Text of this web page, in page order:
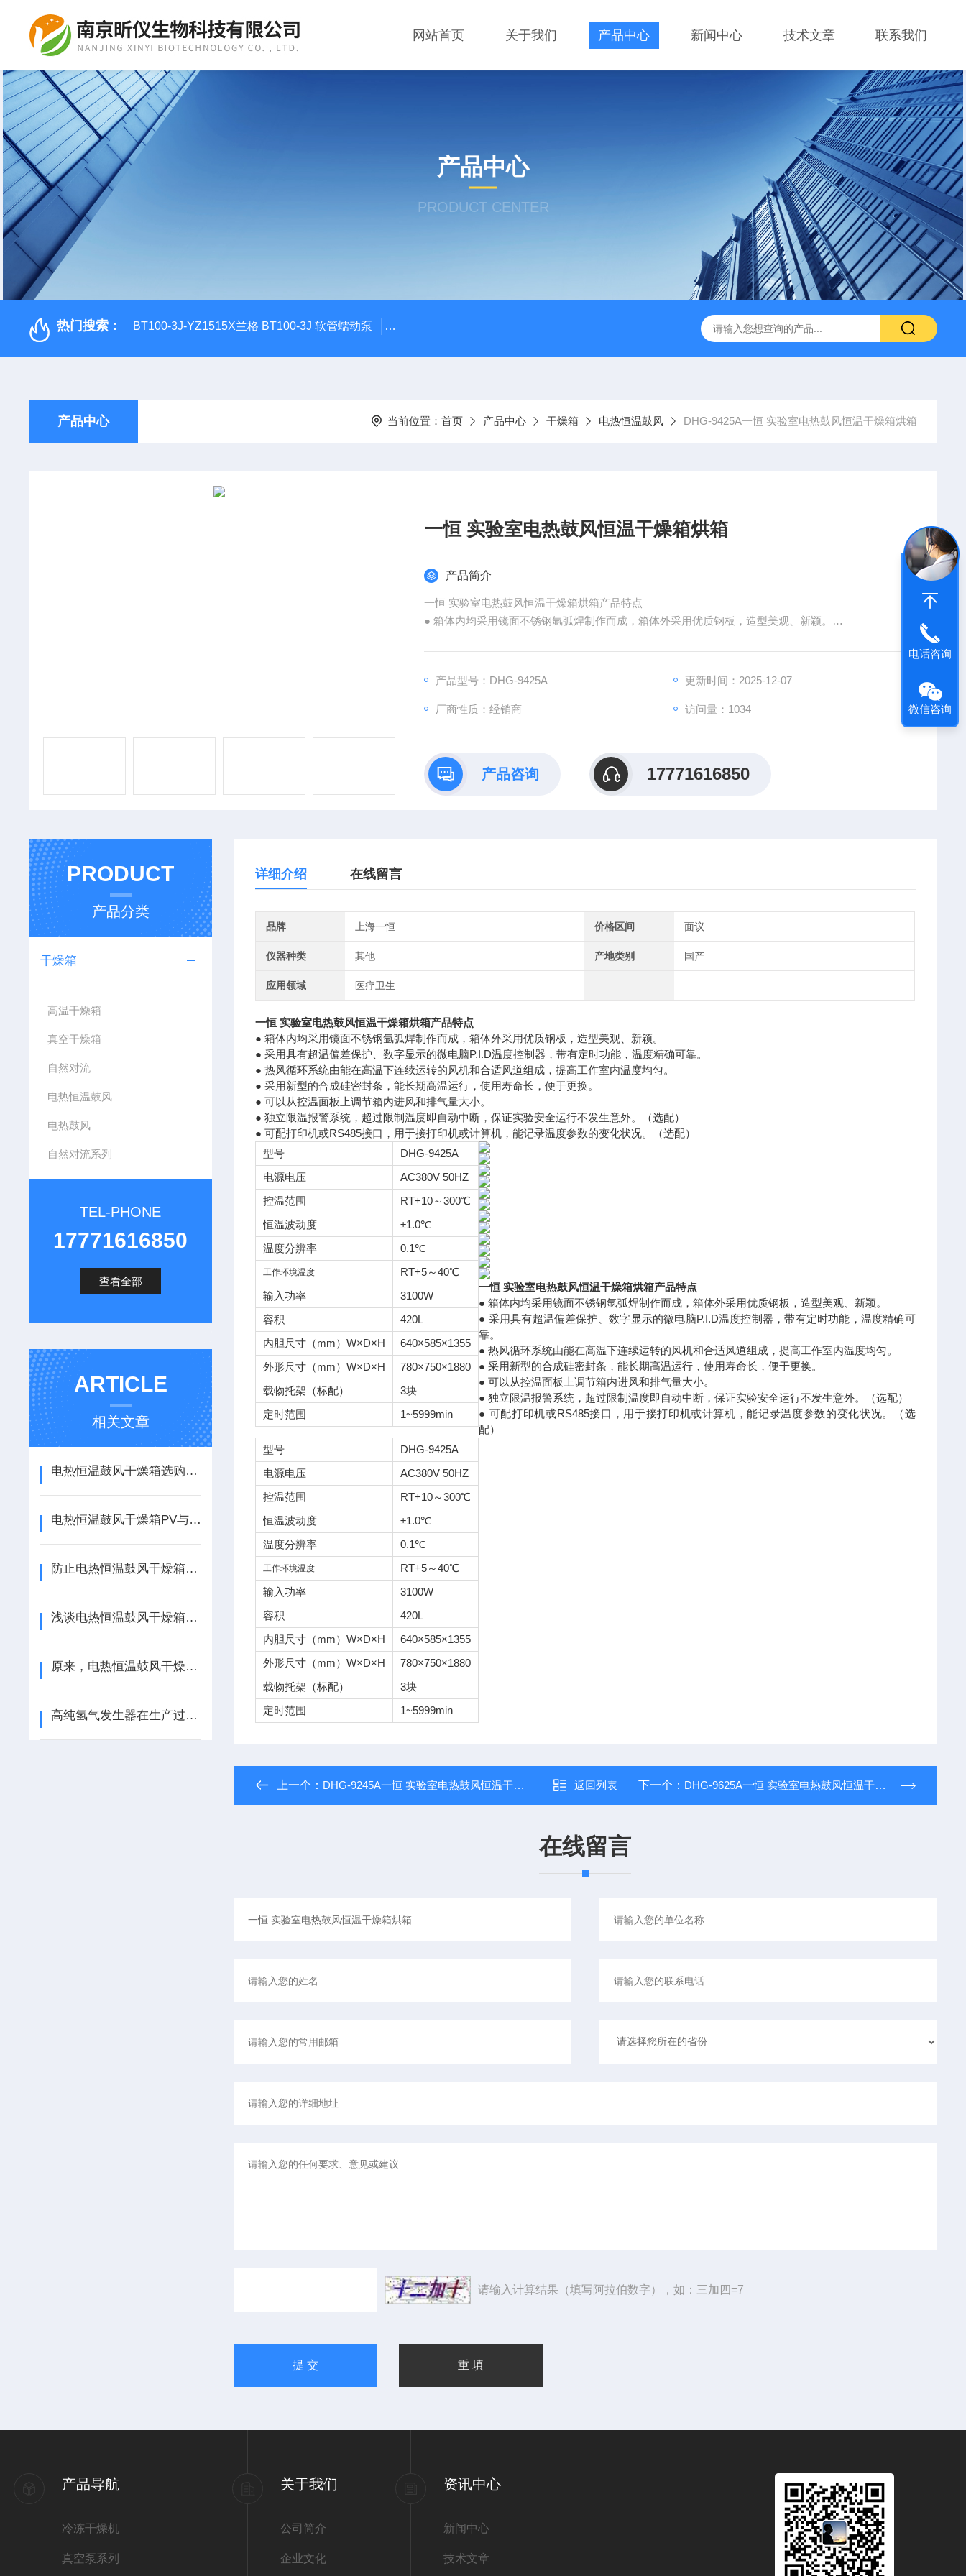
网站首页 关于我们 产品中心 新闻中心 技术文章 联系我们
产品中心
PRODUCT CENTER
热门搜索： BT100-3J-YZ1515X兰格 BT100-3J 软管蠕动泵 LDS-1G上海青浦绿洲粮食谷物水分测定仪 叶拓 MGC-1000P 恒温恒湿光照培养箱 LRH-300DB叶拓
产品中心 当前位置： 首页 产品中心 干燥箱 电热恒温鼓风 DHG-9425A一恒 实验室电热鼓风恒温干燥箱烘箱
一恒 实验室电热鼓风恒温干燥箱烘箱
产品简介
一恒 实验室电热鼓风恒温干燥箱烘箱产品特点
● 箱体内均采用镜面不锈钢氩弧焊制作而成，箱体外采用优质钢板，造型美观、新颖。
● 采用新型的合成硅密封条，能长期高温运行，使用寿命长，便于更换。
产品型号：DHG-9425A 更新时间：2025-12-07
厂商性质：经销商 访问量：1034
产品咨询 17771616850
PRODUCT
产品分类
干燥箱
高温干燥箱
真空干燥箱
自然对流
电热恒温鼓风
电热鼓风
自然对流系列
TEL-PHONE
17771616850
查看全部
ARTICLE
相关文章
电热恒温鼓风干燥箱选购指南
电热恒温鼓风干燥箱PV与SV的理解及其功能
防止电热恒温鼓风干燥箱出现故障的保养方法
浅谈电热恒温鼓风干燥箱的温度控制精度
原来，电热恒温鼓风干燥箱的操作规程是这样的！
高纯氢气发生器在生产过程中的质量控制要点
详细介绍 在线留言
品牌 上海一恒 价格区间 面议
仪器种类 其他 产地类别 国产
应用领域 医疗卫生
一恒 实验室电热鼓风恒温干燥箱烘箱产品特点
● 箱体内均采用镜面不锈钢氩弧焊制作而成，箱体外采用优质钢板，造型美观、新颖。
● 采用具有超温偏差保护、数字显示的微电脑P.I.D温度控制器，带有定时功能，温度精确可靠。
● 热风循环系统由能在高温下连续运转的风机和合适风道组成，提高工作室内温度均匀。
● 采用新型的合成硅密封条，能长期高温运行，使用寿命长，便于更换。
● 可以从控温面板上调节箱内进风和排气量大小。
● 独立限温报警系统，超过限制温度即自动中断，保证实验安全运行不发生意外。（选配）
● 可配打印机或RS485接口，用于接打印机或计算机，能记录温度参数的变化状况。（选配）
型号
DHG-9425A
电源电压
AC380V 50HZ
控温范围
RT+10～300℃
恒温波动度
±1.0℃
温度分辨率
0.1℃
工作环境温度
RT+5～40℃
输入功率
3100W
容积
420L
内胆尺寸（mm）W×D×H
640×585×1355
外形尺寸（mm）W×D×H
780×750×1880
载物托架（标配）
3块
定时范围
1~5999min
一恒 实验室电热鼓风恒温干燥箱烘箱产品特点
● 箱体内均采用镜面不锈钢氩弧焊制作而成，箱体外采用优质钢板，造型美观、新颖。
● 采用具有超温偏差保护、数字显示的微电脑P.I.D温度控制器，带有定时功能，温度精确可
靠。
● 热风循环系统由能在高温下连续运转的风机和合适风道组成，提高工作室内温度均匀。
● 采用新型的合成硅密封条，能长期高温运行，使用寿命长，便于更换。
● 可以从控温面板上调节箱内进风和排气量大小。
● 独立限温报警系统，超过限制温度即自动中断，保证实验安全运行不发生意外。（选配）
● 可配打印机或RS485接口，用于接打印机或计算机，能记录温度参数的变化状况。（选
配）
型号
DHG-9425A
电源电压
AC380V 50HZ
控温范围
RT+10～300℃
恒温波动度
±1.0℃
温度分辨率
0.1℃
工作环境温度
RT+5～40℃
输入功率
3100W
容积
420L
内胆尺寸（mm）W×D×H
640×585×1355
外形尺寸（mm）W×D×H
780×750×1880
载物托架（标配）
3块
定时范围
1~5999min
上一个： DHG-9245A一恒 实验室电热鼓风恒温干燥箱烘箱 返回列表 下一个： DHG-9625A一恒 实验室电热鼓风恒温干燥箱烘箱
在线留言
请输入计算结果（填写阿拉伯数字），如：三加四=7
产品导航
冷冻干燥机
真空泵系列
关于我们
公司简介
企业文化
资讯中心
新闻中心
技术文章
电话咨询
微信咨询